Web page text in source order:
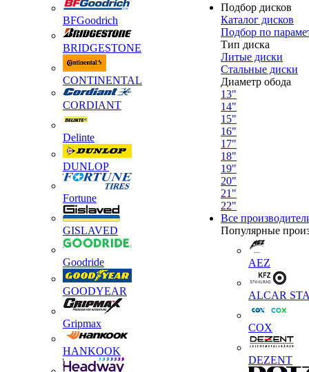
BFGoodrich
BRIDGESTONE
CONTINENTAL
CORDIANT
Delinte
DUNLOP
Fortune
GISLAVED
Goodride
GOODYEAR
Gripmax
HANKOOK
Подбор дисков
Каталог дисков
Подбор по
Тип диска
Литые диски
Стальные диски
Диаметр обода
13"
14"
15"
16"
17"
18"
19"
20"
21"
22"
Все
Популярные
AEZ
ALCAR
COX
DEZENT